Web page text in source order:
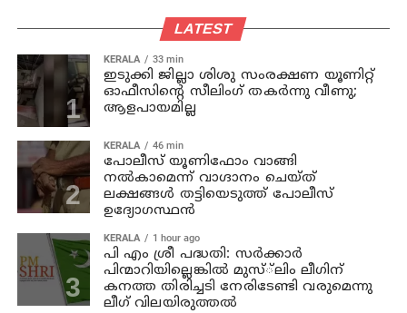
LATEST
KERALA 33 min
ഇടുക്കി ജില്ലാ ശിശു സംരക്ഷണ യൂണിറ്റ്
ഓഫീസിന്റെ സീലിംഗ് തകര്‍ന്നു വീണു;
ആളപായമില്ല
KERALA 46 min
പോലീസ് യൂണിഫോം വാങ്ങി
നല്‍കാമെന്ന് വാഗ്ദാനം ചെയ്ത്
ലക്ഷങ്ങള്‍ തട്ടിയെടുത്ത് പോലീസ്
ഉദ്യോഗസ്ഥന്‍
KERALA 1 hour ago
പി എം ശ്രീ പദ്ധതി: സര്‍ക്കാര്‍
പിന്മാറിയില്ലെങ്കില്‍ മുസ്്‌ലിം ലീഗിന്
കനത്ത തിരിച്ചടി നേരിടേണ്ടി വരുമെന്നു
ലീഗ് വിലയിരുത്തല്‍